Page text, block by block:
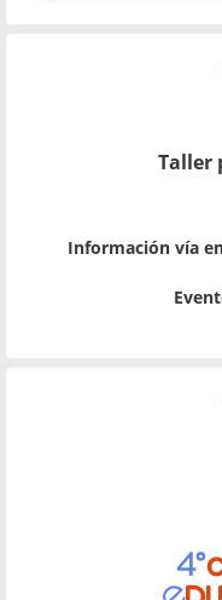
Taller
Información vía